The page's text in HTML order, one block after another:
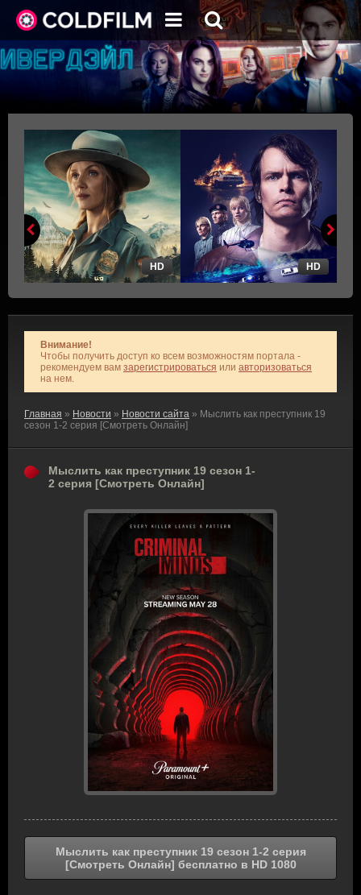
HD HD
Внимание!
Чтобы получить доступ ко всем возможностям портала -
рекомендуем вам зарегистрироваться или авторизоваться
на нем.
Главная » Новости » Новости сайта » Мыслить как преступник 19
сезон 1-2 серия [Смотреть Онлайн]
Мыслить как преступник 19 сезон 1-
2 серия [Смотреть Онлайн]
Мыслить как преступник 19 сезон 1-2 серия
[Смотреть Онлайн] бесплатно в HD 1080